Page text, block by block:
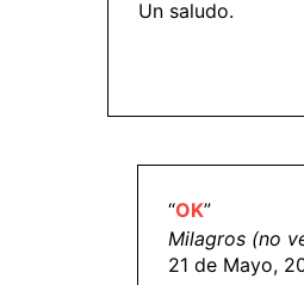
Un saludo.
“OK”
Milagros (no
21 de Mayo,